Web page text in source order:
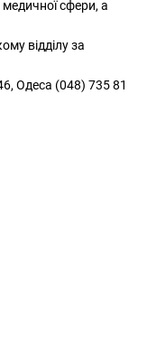
сфери, а
відділу за
Одеса (048) 735 81